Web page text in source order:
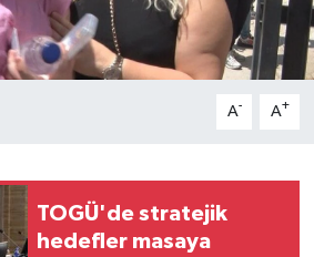
A- A+
TOGÜ'de stratejik
hedefler masaya